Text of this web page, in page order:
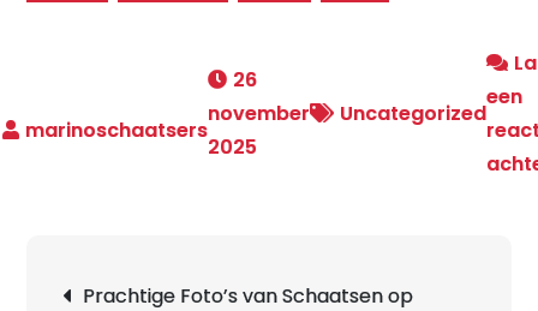
26
november
2025
Uncategorized
een
Prachtige Foto’s van Schaatsen op